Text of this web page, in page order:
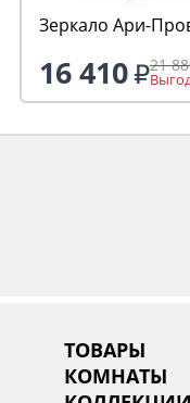
Зеркало Ари-
16 410 21
ТОВАРЫ
КОМНАТЫ